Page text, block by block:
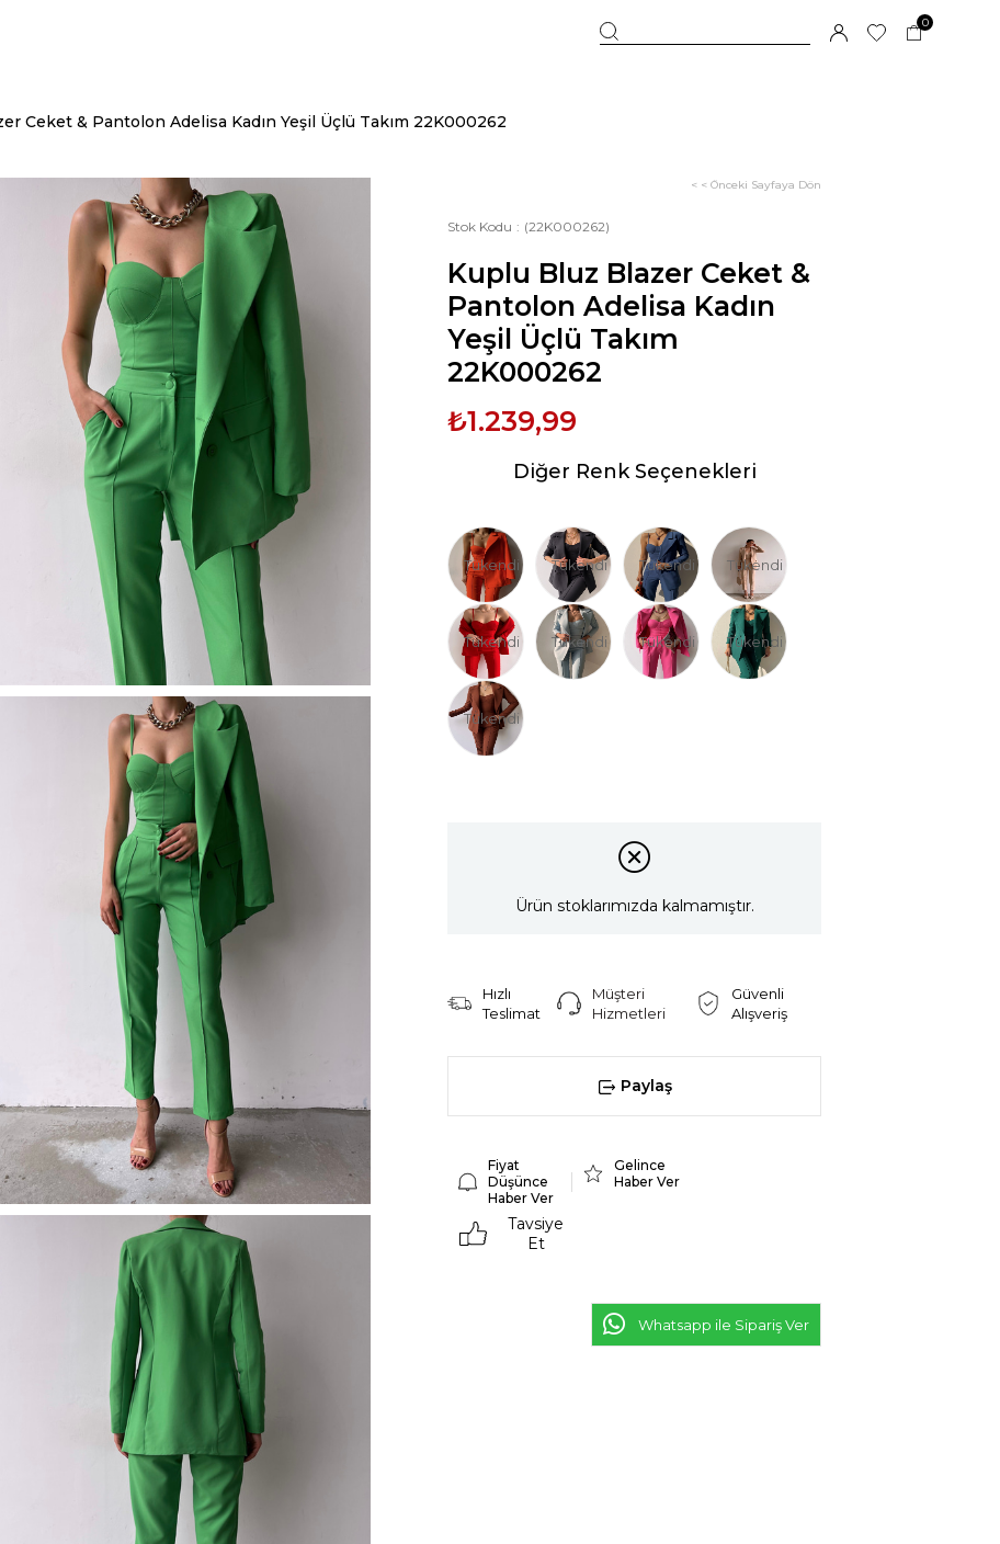
0
Ceket & Pantolon Adelisa Kadın Yeşil Üçlü Takım 22K000262
< < Önceki Sayfaya Dön
Stok Kodu (22K000262)
Kuplu Bluz Blazer Ceket &
Pantolon Adelisa Kadın
Yeşil Üçlü Takım
22K000262
₺1.239,99
Diğer Renk Seçenekleri
Tükendi Tükendi Tükendi Tükendi
Tükendi Tükendi Tükendi Tükendi
Tükendi
Ürün stoklarımızda kalmamıştır.
Hızlı
Teslimat
Müşteri
Hizmetleri
Güvenli
Alışveriş
Paylaş
Fiyat
Düşünce
Haber Ver
Gelince
Haber Ver
Tavsiye
Et
Whatsapp ile Sipariş Ver